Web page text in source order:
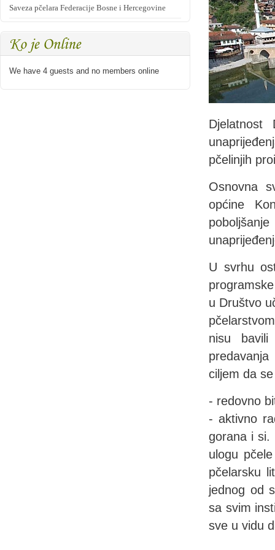
Saveza pčelara Federacije Bosne i Hercegovine
We have 4 guests and no members online
Djelatnost
pčelinjih
Osnovna
općine
U svrhu
u Društvo
nisu bavili
ciljem da
- redovno
- aktivno
gorana i si.
ulogu
pčelarsku
jednog od
sa svim
sve u vidu